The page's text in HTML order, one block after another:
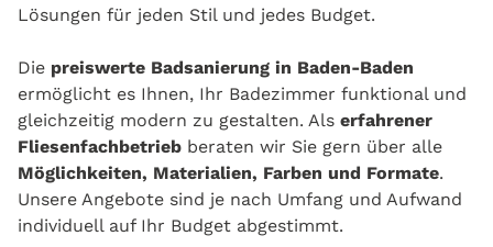
Lösungen für jeden Stil und jedes Budget.
Die preiswerte Badsanierung in Baden-Baden
ermöglicht es Ihnen, Ihr Badezimmer funktional und
gleichzeitig modern zu gestalten. Als erfahrener
Fliesenfachbetrieb beraten wir Sie gern über alle
Möglichkeiten, Materialien, Farben und Formate.
Unsere Angebote sind je nach Umfang und Aufwand
individuell auf Ihr Budget abgestimmt.